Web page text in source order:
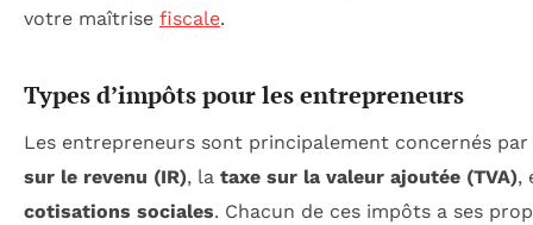
votre maîtrise fiscale.
Types d’impôts pour les entrepreneurs
Les entrepreneurs sont principalement concernés par
sur le revenu (IR), la taxe sur la valeur ajoutée (TVA),
cotisations sociales. Chacun de ces impôts a ses